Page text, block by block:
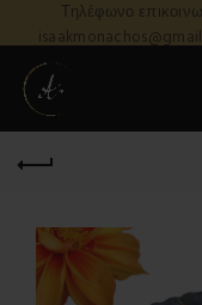
Τηλέφωνο